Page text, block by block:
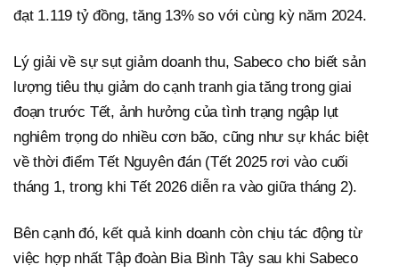
đạt 1.119 tỷ đồng, tăng 13% so với cùng kỳ năm 2024.
Lý giải về sự sụt giảm doanh thu, Sabeco cho biết sản
lượng tiêu thụ giảm do cạnh tranh gia tăng trong giai
đoạn trước Tết, ảnh hưởng của tình trạng ngập lụt
nghiêm trọng do nhiều cơn bão, cũng như sự khác biệt
về thời điểm Tết Nguyên đán (Tết 2025 rơi vào cuối
tháng 1, trong khi Tết 2026 diễn ra vào giữa tháng 2).
Bên cạnh đó, kết quả kinh doanh còn chịu tác động từ
việc hợp nhất Tập đoàn Bia Bình Tây sau khi Sabeco